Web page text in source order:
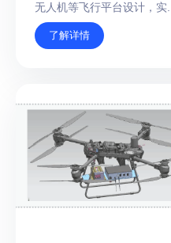
无人机等飞行平台设计，实...
了解详情